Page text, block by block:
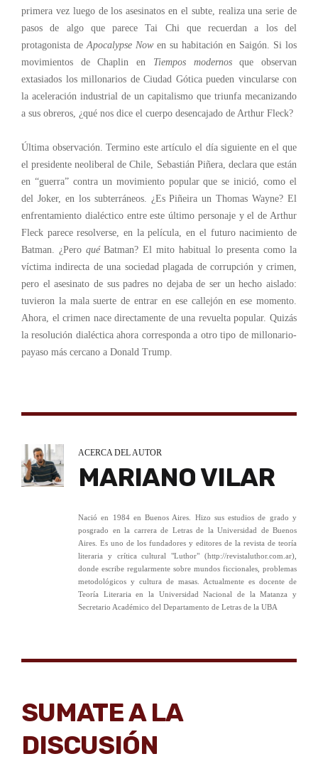
primera vez luego de los asesinatos en el subte, realiza una serie de
pasos de algo que parece Tai Chi que recuerdan a los del
protagonista de Apocalypse Now en su habitación en Saigón. Si los
movimientos de Chaplin en Tiempos modernosque observan
extasiados los millonarios de Ciudad Gótica pueden vincularse con
la aceleración industrial de un capitalismo que triunfa mecanizando
a sus obreros, ¿qué nos dice el cuerpo desencajado de Arthur Fleck?
Última observación. Termino este artículo el día siguiente en el que
el presidente neoliberal de Chile, Sebastián Piñera, declara que están
en “guerra” contra un movimiento popular que se inició, como el
del Joker, en los subterráneos. ¿Es Piñeira un Thomas Wayne? El
enfrentamiento dialéctico entre este último personaje y el de Arthur
Fleck parece resolverse, en la película, en el futuro nacimiento de
Batman. ¿Pero quéBatman? El mito habitual lo presenta como la
víctima indirecta de una sociedad plagada de corrupción y crimen,
pero el asesinato de sus padres no dejaba de ser un hecho aislado:
tuvieron la mala suerte de entrar en ese callejón en ese momento.
Ahora, el crimen nace directamente de una revuelta popular. Quizás
la resolución dialéctica ahora corresponda a otro tipo de millonario-
payaso más cercano a Donald Trump.
ACERCA DEL AUTOR
MARIANO VILAR
Nació en 1984 en Buenos Aires. Hizo sus estudios de grado y
posgrado en la carrera de Letras de la Universidad de Buenos
Aires. Es uno de los fundadores y editores de la revista de teoría
literaria y crítica cultural "Luthor" (http://revistaluthor.com.ar),
donde escribe regularmente sobre mundos ficcionales, problemas
metodológicos y cultura de masas. Actualmente es docente de
Teoría Literaria en la Universidad Nacional de la Matanza y
Secretario Académico del Departamento de Letras de la UBA
SUMATE A LA
DISCUSIÓN